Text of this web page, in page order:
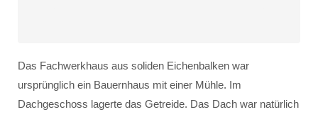
Das Fachwerkhaus aus soliden Eichenbalken war
ursprünglich ein Bauernhaus mit einer Mühle. Im
Dachgeschoss lagerte das Getreide. Das Dach war natürlich